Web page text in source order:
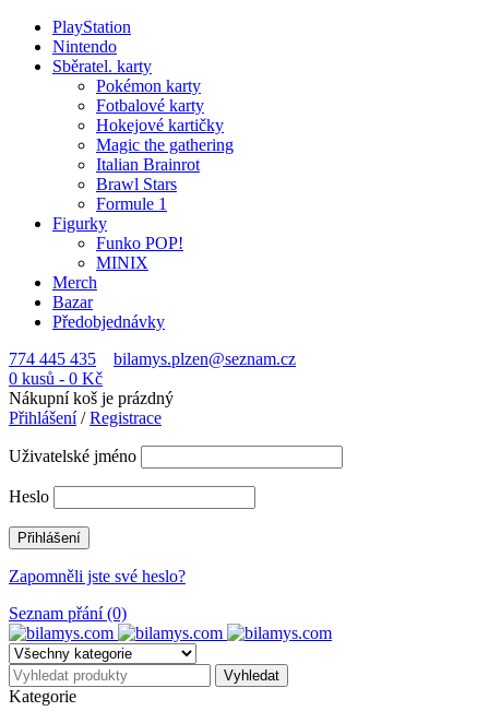
PlayStation
Nintendo
Sběratel. karty
Pokémon karty
Fotbalové karty
Hokejové kartičky
Magic the gathering
Italian Brainrot
Brawl Stars
Formule 1
Figurky
Funko POP!
MINIX
Merch
Bazar
Předobjednávky
774 445 435
bilamys.plzen@seznam.cz
0 kusů - 0 Kč
Nákupní koš je prázdný
Přihlášení/Registrace
Uživatelské jméno
Heslo
Zapomněli jste své heslo?
Seznam přání (0)
Kategorie